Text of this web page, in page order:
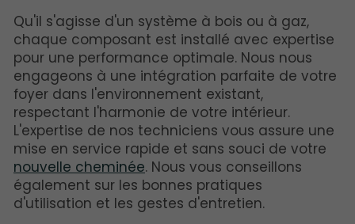
Qu'il s'agisse d'un système à bois ou à gaz,
chaque composant est installé avec expertise
pour une performance optimale. Nous nous
engageons à une intégration parfaite de votre
foyer dans l'environnement existant,
respectant l'harmonie de votre intérieur.
L'expertise de nos techniciens vous assure une
mise en service rapide et sans souci de votre
nouvelle cheminée. Nous vous conseillons
également sur les bonnes pratiques
d'utilisation et les gestes d'entretien.